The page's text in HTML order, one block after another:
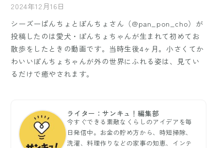
2024年12月16日
シーズーぱんちょとぽんちょさん（@pan_pon_cho）が
投稿したのは愛犬・ぽんちょちゃんが生まれて初めてお
散歩をしたときの動画です。当時生後4ヶ月。小さくてか
わいいぽんちょちゃんが外の世界にふれる姿は、見てい
るだけで癒やされます。
ライター：サンキュ！編集部
今すぐできる素敵なくらしのアイデアを毎
日発信中。お金の貯め方から、時短掃除、
洗濯、料理作りなどの家事の知恵、インテ